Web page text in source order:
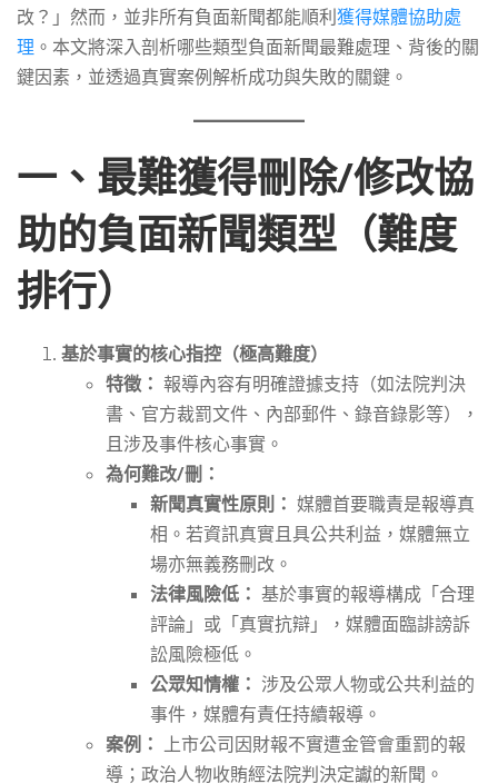
或
改
協
助？
改？」然而，並非所有負面新聞都能順利獲得媒體協助處
理 。本文將深入剖析哪些類型負面新聞最難處理、背後的關
鍵因素，並透過真實案例解析成功與失敗的關鍵。
一、最難獲得刪除/修改協
助的負面新聞類型（難度
排行）
基於事實的核心指控（極高難度）
特徵： 報導內容有明確證據支持（如法院判決
書、官方裁罰文件、內部郵件、錄音錄影等），
且涉及事件核心事實。
為何難改/刪：
新聞真實性原則： 媒體首要職責是報導真
相。若資訊真實且具公共利益，媒體無立
場亦無義務刪改。
法律風險低： 基於事實的報導構成「合理
評論」或「真實抗辯」，媒體面臨誹謗訴
訟風險極低。
公眾知情權： 涉及公眾人物或公共利益的
事件，媒體有責任持續報導。
案例：
上市公司因財報不實遭金管會重罰的報
導；政治人物收賄經法院判決定讞的新聞。